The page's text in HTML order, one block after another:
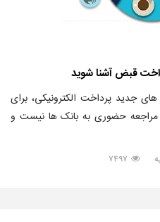
قبض آشنا شوید
جدید پرداخت الکترونیکی، برای
حضوری به بانک ها نیست و
۷۴۹۷